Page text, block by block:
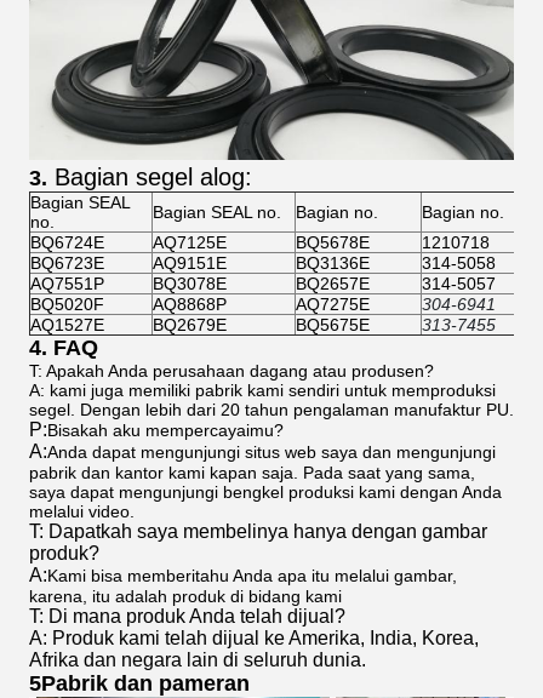
3. Bagian segel alog:
Bagian SEAL
no.
Bagian SEAL no. Bagian no.
Bagian no.
BQ6724E
AQ7125E BQ5678E
1210718
BQ6723E
AQ9151E BQ3136E
314-5058
AQ7551P
BQ3078E BQ2657E
314-5057
BQ5020F
AQ8868P AQ7275E
304-6941
AQ1527E
BQ2679E BQ5675E 313-7455
4. FAQ
T: Apakah Anda perusahaan dagang atau produsen?
A: kami juga memiliki pabrik kami sendiri untuk memproduksi
segel. Dengan lebih dari 20 tahun pengalaman manufaktur PU.
P:Bisakah aku mempercayaimu?
A:Anda dapat mengunjungi situs web saya dan mengunjungi
pabrik dan kantor kami kapan saja. Pada saat yang sama,
saya dapat mengunjungi bengkel produksi kami dengan Anda
melalui video.
T: Dapatkah saya membelinya hanya dengan gambar
produk?
A:Kami bisa memberitahu Anda apa itu melalui gambar,
karena, itu adalah produk di bidang kami
T: Di mana produk Anda telah dijual?
A: Produk kami telah dijual ke Amerika, India, Korea,
Afrika dan negara lain di seluruh dunia.
5Pabrik dan pameran